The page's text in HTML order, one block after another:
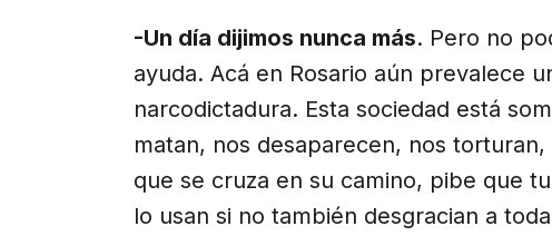
-Un día dijimos nunca más. Pero no
ayuda. Acá en Rosario aún prevalece
narcodictadura. Esta sociedad está
matan, nos desaparecen, nos
que se cruza en su camino, pibe que
lo usan si no también desgracian a